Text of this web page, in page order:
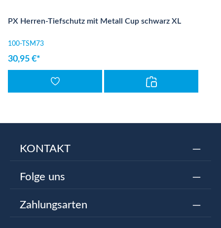
PX Herren-Tiefschutz mit Metall Cup schwarz XL
100-TSM73
30,95 €*
KONTAKT
Folge uns
Zahlungsarten